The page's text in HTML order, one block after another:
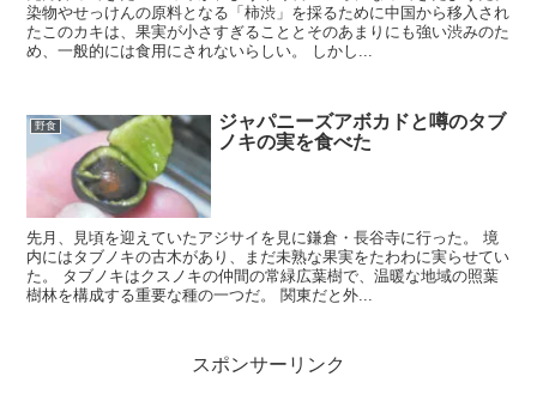
染物やせっけんの原料となる「柿渋」を採るために中国から移入され
たこのカキは、果実が小さすぎることとそのあまりにも強い渋みのた
め、一般的には食用にされないらしい。 しかし...
野食
ジャパニーズアボカドと噂のタブ
ノキの実を食べた
先月、見頃を迎えていたアジサイを見に鎌倉・長谷寺に行った。 境
内にはタブノキの古木があり、まだ未熟な果実をたわわに実らせてい
た。 タブノキはクスノキの仲間の常緑広葉樹で、温暖な地域の照葉
樹林を構成する重要な種の一つだ。 関東だと外...
スポンサーリンク